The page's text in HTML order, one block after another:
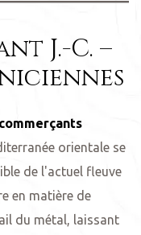
J.-C. –
commerçants
orientale se
de l'actuel fleuve
en matière de
du métal, laissant